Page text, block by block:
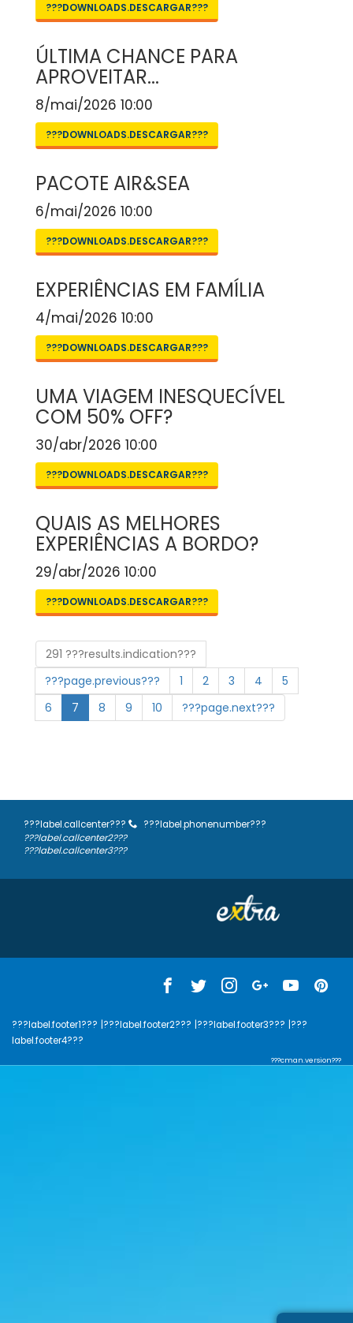
???DOWNLOADS.DESCARGAR???
ÚLTIMA CHANCE PARA
APROVEITAR...
8/mai/2026 10:00
???DOWNLOADS.DESCARGAR???
PACOTE AIR&SEA
6/mai/2026 10:00
???DOWNLOADS.DESCARGAR???
EXPERIÊNCIAS EM FAMÍLIA
4/mai/2026 10:00
???DOWNLOADS.DESCARGAR???
UMA VIAGEM INESQUECÍVEL
COM 50% OFF?
30/abr/2026 10:00
???DOWNLOADS.DESCARGAR???
QUAIS AS MELHORES
EXPERIÊNCIAS A BORDO?
29/abr/2026 10:00
???DOWNLOADS.DESCARGAR???
291 ???results.indication???
???page.previous???
1 2 3 4
5
6
7 8 9 10 ???page.next???
???label.callcenter???
???label.phonenumber???
???label.callcenter2???
???label.callcenter3???
???label.footer1??? |???label.footer2??? |???label.footer3??? |???
label.footer4???
???cman.version???